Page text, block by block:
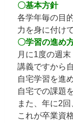
〇基本方針
各学年毎の目
力を身に付け
〇学習の進め
月に1度の週
講義ですから
自宅学習を進
自宅での課題
また、年に2
これが卒業資